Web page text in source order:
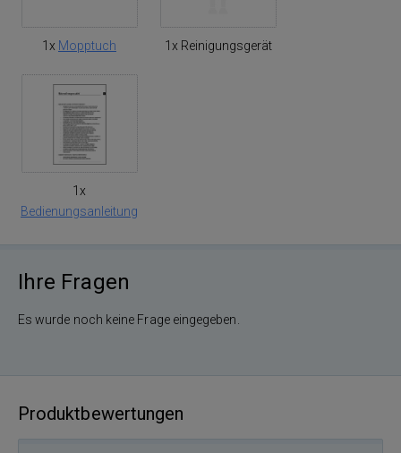
1x Mopptuch 1x Reinigungsgerät
1x
Bedienungsanleitung
Ihre Fragen
Es wurde noch keine Frage eingegeben.
Produktbewertungen